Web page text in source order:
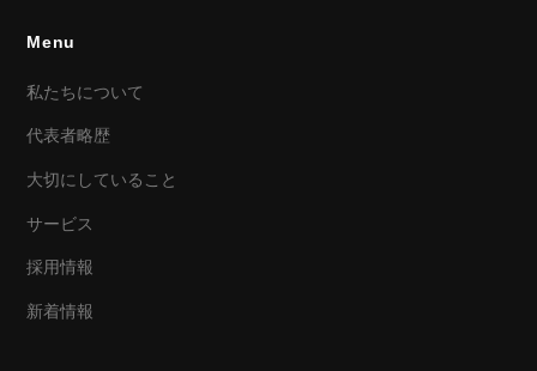
Menu
私たちについて
代表者略歴
大切にしていること
サービス
採用情報
新着情報